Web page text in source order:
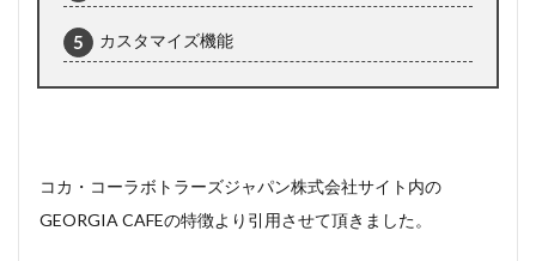
カスタマイズ機能
コカ・コーラボトラーズジャパン株式会社サイト内の
GEORGIA CAFEの特徴より引用させて頂きました。